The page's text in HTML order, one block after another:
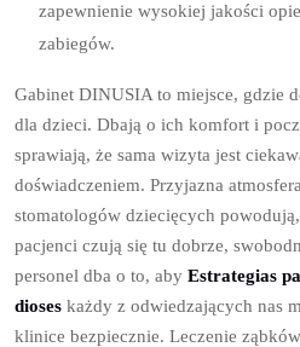
zapewnienie wysokiej jakości
zabiegów.
Gabinet DINUSIA to miejsce, gdzie
dla dzieci. Dbają o ich komfort i
sprawiają, że sama wizyta jest
doświadczeniem. Przyjazna
stomatologów dziecięcych
pacjenci czują się tu dobrze,
personel dba o to, aby Estrategias
dioses każdy z odwiedzających nas
klinice bezpiecznie. Leczenie